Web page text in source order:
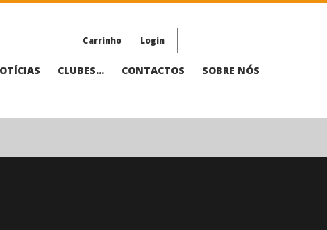
Carrinho Login
CLUBES... CONTACTOS SOBRE NÓS